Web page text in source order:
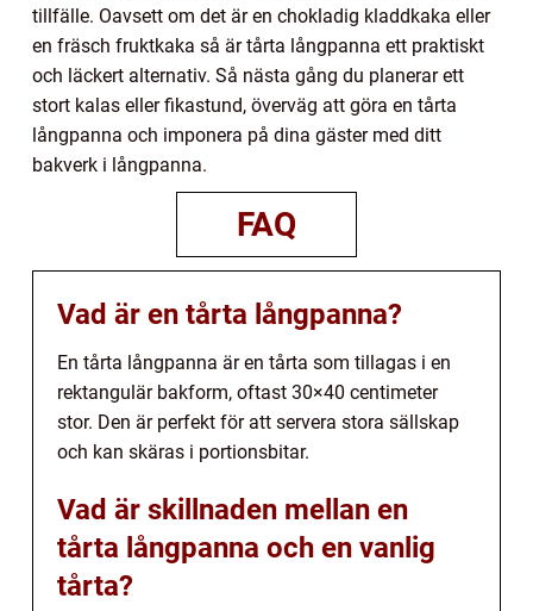
tillfälle. Oavsett om det är en chokladig kladdkaka eller
en fräsch fruktkaka så är tårta långpanna ett praktiskt
och läckert alternativ. Så nästa gång du planerar ett
stort kalas eller fikastund, överväg att göra en tårta
långpanna och imponera på dina gäster med ditt
bakverk i långpanna.
FAQ
Vad är en tårta långpanna?
En tårta långpanna är en tårta som tillagas i en
rektangulär bakform, oftast 30×40 centimeter
stor. Den är perfekt för att servera stora sällskap
och kan skäras i portionsbitar.
Vad är skillnaden mellan en
tårta långpanna och en vanlig
tårta?